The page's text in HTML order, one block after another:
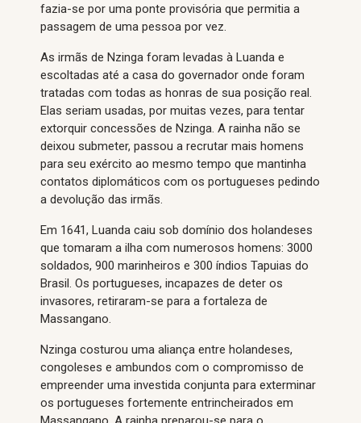
fazia-se por uma ponte provisória que permitia a
passagem de uma pessoa por vez.
As irmãs de Nzinga foram levadas à Luanda e
escoltadas até a casa do governador onde foram
tratadas com todas as honras de sua posição real.
Elas seriam usadas, por muitas vezes, para tentar
extorquir concessões de Nzinga. A rainha não se
deixou submeter, passou a recrutar mais homens
para seu exército ao mesmo tempo que mantinha
contatos diplomáticos com os portugueses pedindo
a devolução das irmãs.
Em 1641, Luanda caiu sob domínio dos holandeses
que tomaram a ilha com numerosos homens: 3000
soldados, 900 marinheiros e 300 índios Tapuias do
Brasil. Os portugueses, incapazes de deter os
invasores, retiraram-se para a fortaleza de
Massangano.
Nzinga costurou uma aliança entre holandeses,
congoleses e ambundos com o compromisso de
empreender uma investida conjunta para exterminar
os portugueses fortemente entrincheirados em